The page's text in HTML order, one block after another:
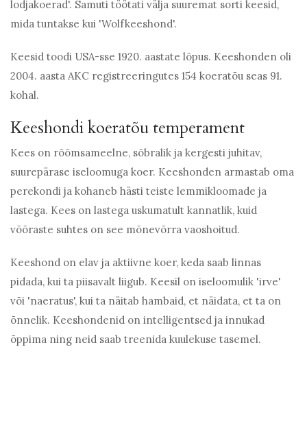
lodjakoerad'. Samuti töötati välja suuremat sorti keesid,
mida tuntakse kui 'Wolfkeeshond'.
Keesid toodi USA-sse 1920. aastate lõpus. Keeshonden oli
2004. aasta AKC registreeringutes 154 koeratõu seas 91.
kohal.
Keeshondi koeratõu temperament
Kees on rõõmsameelne, sõbralik ja kergesti juhitav,
suurepärase iseloomuga koer. Keeshonden armastab oma
perekondi ja kohaneb hästi teiste lemmikloomade ja
lastega. Kees on lastega uskumatult kannatlik, kuid
võõraste suhtes on see mõnevõrra vaoshoitud.
Keeshond on elav ja aktiivne koer, keda saab linnas
pidada, kui ta piisavalt liigub. Keesil on iseloomulik 'irve'
või 'naeratus', kui ta näitab hambaid, et näidata, et ta on
õnnelik. Keeshondenid on intelligentsed ja innukad
õppima ning neid saab treenida kuulekuse tasemel.